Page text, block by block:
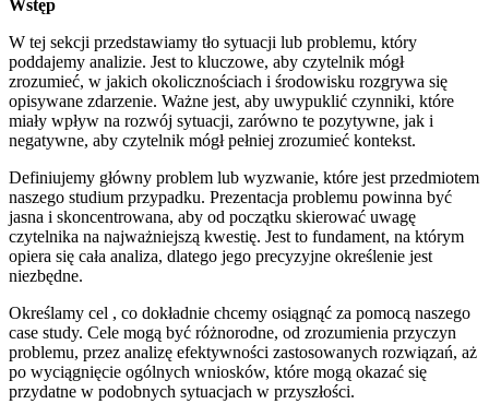
Wstęp
W tej sekcji przedstawiamy tło sytuacji lub problemu, który
poddajemy analizie. Jest to kluczowe, aby czytelnik mógł
zrozumieć, w jakich okolicznościach i środowisku rozgrywa się
opisywane zdarzenie. Ważne jest, aby uwypuklić czynniki, które
miały wpływ na rozwój sytuacji, zarówno te pozytywne, jak i
negatywne, aby czytelnik mógł pełniej zrozumieć kontekst.
Definiujemy główny problem lub wyzwanie, które jest przedmiotem
naszego studium przypadku. Prezentacja problemu powinna być
jasna i skoncentrowana, aby od początku skierować uwagę
czytelnika na najważniejszą kwestię. Jest to fundament, na którym
opiera się cała analiza, dlatego jego precyzyjne określenie jest
niezbędne.
Określamy cel , co dokładnie chcemy osiągnąć za pomocą naszego
case study. Cele mogą być różnorodne, od zrozumienia przyczyn
problemu, przez analizę efektywności zastosowanych rozwiązań, aż
po wyciągnięcie ogólnych wniosków, które mogą okazać się
przydatne w podobnych sytuacjach w przyszłości.